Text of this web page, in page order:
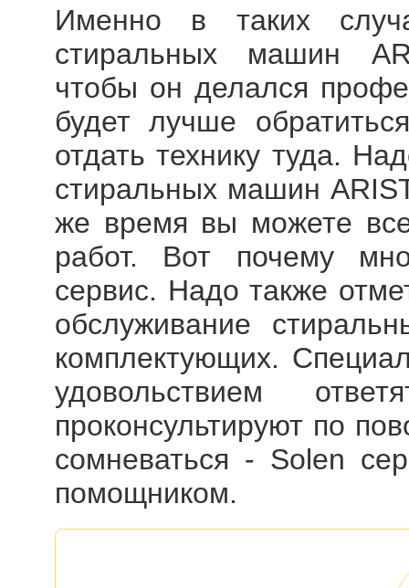
Именно в таких
стиральных машин
чтобы он делался
будет лучше
отдать технику туда.
стиральных машин
же время вы можете
работ. Вот почему
сервис. Надо также
обслуживание
комплектующих.
удовольствием
проконсультируют по
сомневаться - Solen
помощником.